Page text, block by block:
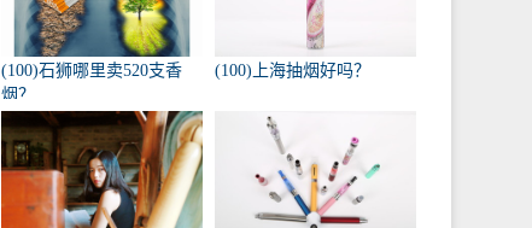
(100)石狮哪里卖520支香
烟？
(100)上海抽烟好吗？